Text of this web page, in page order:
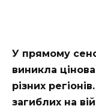
У прямому
виникла
різних
загиблих на